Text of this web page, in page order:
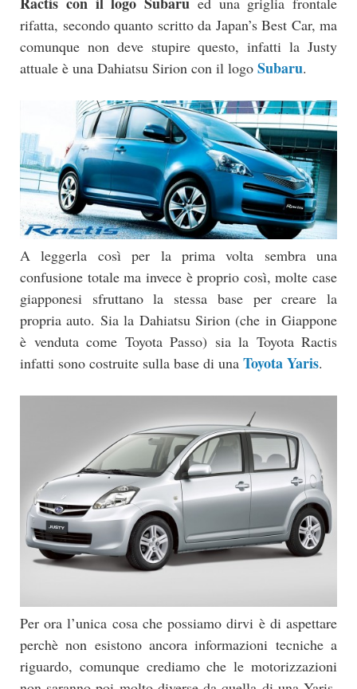
rifatta, secondo quanto scritto da Japan’s Best Car, ma
comunque non deve stupire questo, infatti la Justy
attuale è una Dahiatsu Sirion con il logo Subaru.
A leggerla così per la prima volta sembra una
confusione totale ma invece è proprio così, molte case
giapponesi sfruttano la stessa base per creare la
propria auto. Sia la Dahiatsu Sirion (che in Giappone
è venduta come Toyota Passo) sia la Toyota Ractis
infatti sono costruite sulla base di una Toyota Yaris.
Per ora l’unica cosa che possiamo dirvi è di aspettare
perchè non esistono ancora informazioni tecniche a
riguardo, comunque crediamo che le motorizzazioni